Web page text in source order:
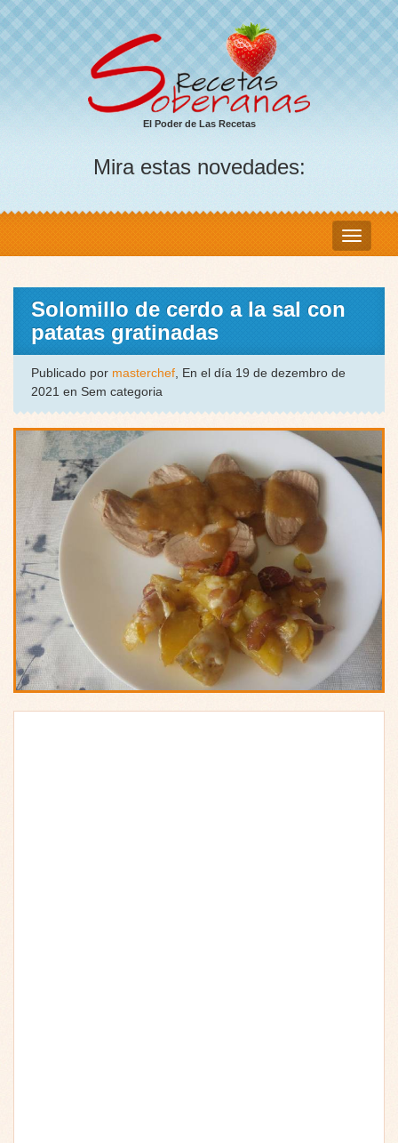
El Poder de Las Recetas
Mira estas novedades:
Solomillo de cerdo a la sal con
patatas gratinadas
Publicado por masterchef, En el día 19 de dezembro de
2021 en Sem categoria